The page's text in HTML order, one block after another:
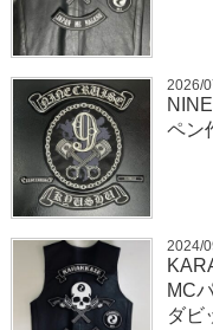
2026/
ペン
2024/
MC
ダビ